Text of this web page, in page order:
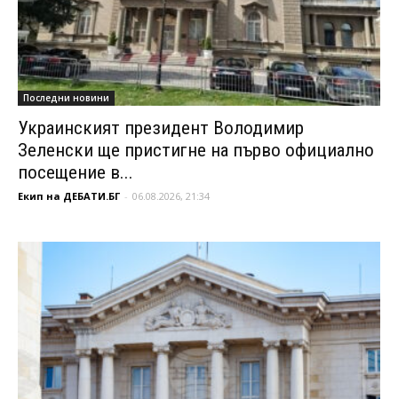
Последни новини
Украинският президент Володимир
Зеленски ще пристигне на първо официално
посещение в...
Екип на ДЕБАТИ.БГ - 06.08.2026, 21:34